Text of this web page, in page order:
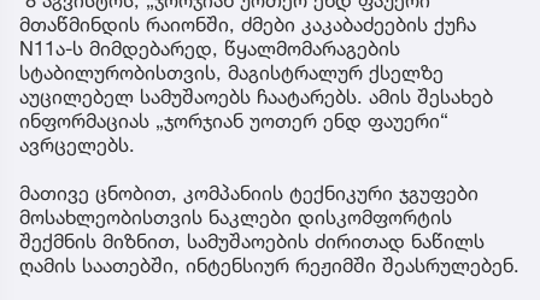
მთაწმინდის რაიონში, ძმები კაკაბაძეების ქუჩა
N11ა-ს მიმდებარედ, წყალმომარაგების
სტაბილურობისთვის, მაგისტრალურ ქსელზე
აუცილებელ სამუშაოებს ჩაატარებს. ამის შესახებ
ინფორმაციას „ჯორჯიან უოთერ ენდ ფაუერი“
ავრცელებს.
მათივე ცნობით, კომპანიის ტექნიკური ჯგუფები
მოსახლეობისთვის ნაკლები დისკომფორტის
შექმნის მიზნით, სამუშაოების ძირითად ნაწილს
ღამის საათებში, ინტენსიურ რეჟიმში შეასრულებენ.